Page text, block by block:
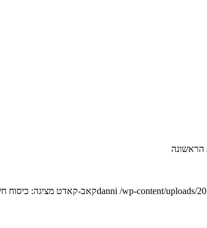
danni /wp-content/uploads/ קאב-קאדט מציגה: כיסוח